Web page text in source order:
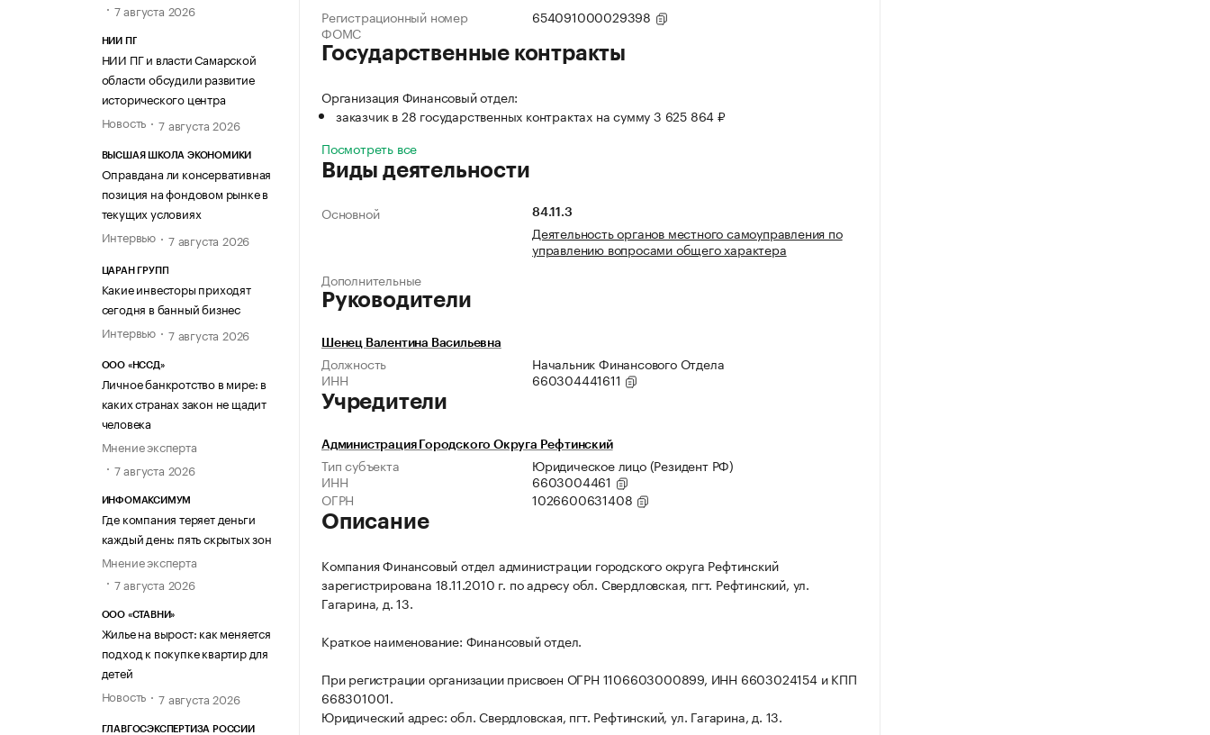
7 августа 2026
НИИ ПГ
НИИ ПГ и власти Самарской
области обсудили развитие
исторического центра
Новость
7 августа 2026
ВЫСШАЯ ШКОЛА ЭКОНОМИКИ
Оправдана ли консервативная
позиция на фондовом рынке в
текущих условиях
Интервью
7 августа 2026
ЦАРАН ГРУПП
Какие инвесторы приходят
сегодня в банный бизнес
Интервью
7 августа 2026
ООО «НССД»
Личное банкротство в мире: в
каких странах закон не щадит
человека
Мнение эксперта
7 августа 2026
ИНФОМАКСИМУМ
Где компания теряет деньги
каждый день: пять скрытых зон
Мнение эксперта
7 августа 2026
ООО «СТАВНИ»
Жилье на вырост: как меняется
подход к покупке квартир для
детей
Новость
7 августа 2026
ГЛАВГОСЭКСПЕРТИЗА РОССИИ
Регистрационный номер
ФОМС
654091000029398
Государственные контракты
Организация Финансовый отдел:
заказчик в 28 государственных контрактах на сумму 3 625 864 ₽
Посмотреть все
Виды деятельности
Основной 84.11.3
Деятельность органов местного самоуправления по
управлению вопросами общего характера
Дополнительные
Руководители
Шенец Валентина Васильевна
Должность
Начальник Финансового Отдела
ИНН
660304441611
Учредители
Администрация Городского Округа Рефтинский
Тип субъекта
Юридическое лицо (Резидент РФ)
ИНН
6603004461
ОГРН
1026600631408
Описание
Компания Финансовый отдел администрации городского округа Рефтинский
зарегистрирована 18.11.2010 г. по адресу обл. Свердловская, пгт. Рефтинский, ул.
Гагарина, д. 13.
Краткое наименование: Финансовый отдел.
При регистрации организации присвоен ОГРН 1106603000899, ИНН 6603024154 и КПП
668301001.
Юридический адрес: обл. Свердловская, пгт. Рефтинский, ул. Гагарина, д. 13.